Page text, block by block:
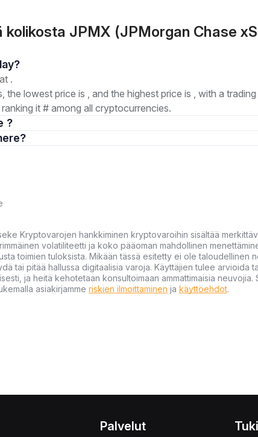
kolikosta JPMX (JPMorgan Chase
is today?
.
the lowest price is , and the highest price is , with a
it # among all cryptocurrencies.
?
are there?
Kryptovarojen hankkiminen kryptovaroihin sisältää
volatiliteetti ja koko pääoman mahdollinen
toimien tuloksista. Mikään tässä esitetty ei ole taloudellinen
tai pitää hallussa digitaalisia varoja. Käyttäjien tulee arvioida
ja heitä kehotetaan konsultoimaan ammattimaisia neuvojia.
asiakirjamme riskien ilmoittaminen ja käyttöehdot.
Palvelut Tuki